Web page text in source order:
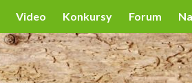
Video Konkursy Forum